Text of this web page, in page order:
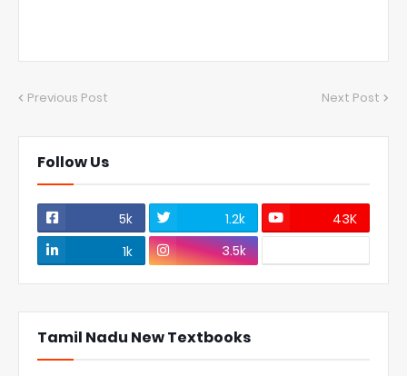
Previous Post Next Post
Follow Us
5k 1.2k
43K
1k
3.5k
Tamil Nadu New Textbooks